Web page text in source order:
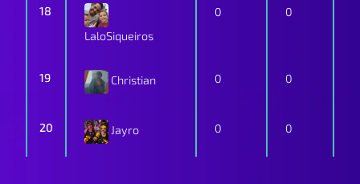
18
LaloSiqueiros
0 0
19 Christian 0 0
20 Jayro 0 0